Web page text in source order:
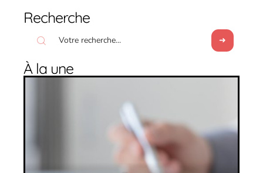
Recherche
À la une